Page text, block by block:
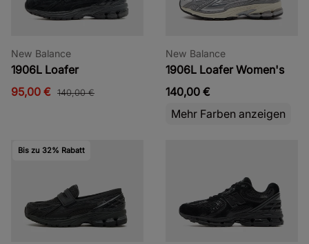
New Balance
1906L Loafer
95,00 € 140,00 €
New Balance
1906L Loafer Women's
140,00 €
Mehr Farben anzeigen
Bis zu 32% Rabatt